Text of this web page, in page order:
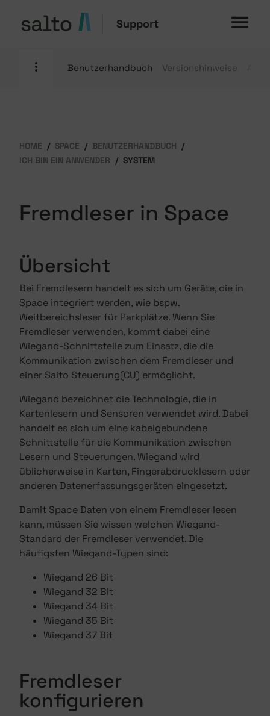
Support
Benutzerhandbuch Versionshinweise
HOME SPACE
BENUTZERHANDBUCH
ICH BIN EIN ANWENDER
SYSTEM
Fremdleser in Space
Übersicht
Bei Fremdlesern handelt es sich um Geräte, die in
Space integriert werden, wie bspw.
Weitbereichsleser für Parkplätze. Wenn Sie
Fremdleser verwenden, kommt dabei eine
Wiegand-Schnittstelle zum Einsatz, die die
Kommunikation zwischen dem Fremdleser und
einer Salto Steuerung(CU) ermöglicht.
Wiegand bezeichnet die Technologie, die in
Kartenlesern und Sensoren verwendet wird. Dabei
handelt es sich um eine kabelgebundene
Schnittstelle für die Kommunikation zwischen
Lesern und Steuerungen. Wiegand wird
üblicherweise in Karten, Fingerabdrucklesern oder
anderen Datenerfassungsgeräten eingesetzt.
Damit Space Daten von einem Fremdleser lesen
kann, müssen Sie wissen welchen Wiegand-
Standard der Fremdleser verwendet. Die
häufigsten Wiegand-Typen sind:
Wiegand 26 Bit
Wiegand 32 Bit
Wiegand 34 Bit
Wiegand 35 Bit
Wiegand 37 Bit
Fremdleser
konfigurieren